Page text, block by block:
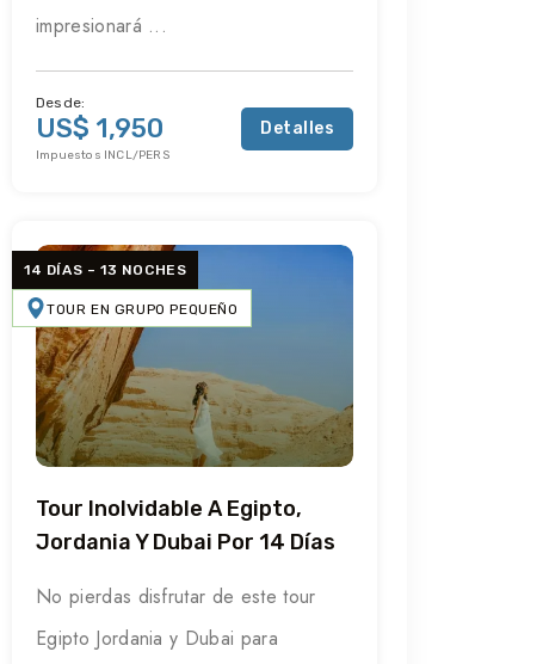
impresionará ...
Desde:
US$ 1,950
Impuestos INCL/PERS
Detalles
14 DÍAS – 13 NOCHES
TOUR EN GRUPO PEQUEÑO
Tour Inolvidable A Egipto,
Jordania Y Dubai Por 14 Días
No pierdas disfrutar de este tour
Egipto Jordania y Dubai para